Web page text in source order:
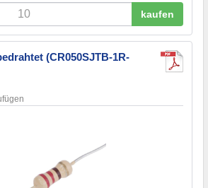
kaufen
(CR050SJTB-1R-